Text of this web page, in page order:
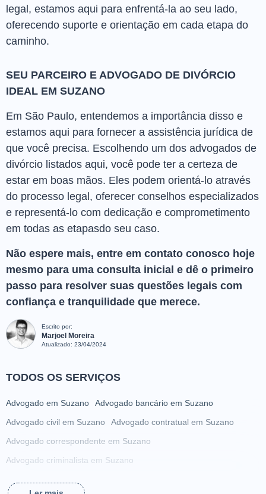
legal, estamos aqui para enfrentá-la ao seu lado,
oferecendo suporte e orientação em cada etapa do
caminho.
SEU PARCEIRO E ADVOGADO DE DIVÓRCIO
IDEAL EM SUZANO
Em São Paulo, entendemos a importância disso e
estamos aqui para fornecer a assistência jurídica de
que você precisa. Escolhendo um dos advogados de
divórcio listados aqui, você pode ter a certeza de
estar em boas mãos. Eles podem orientá-lo através
do processo legal, oferecer conselhos especializados
e representá-lo com dedicação e comprometimento
em todas as etapasdo seu caso.
Não espere mais, entre em contato conosco hoje
mesmo para uma consulta inicial e dê o primeiro
passo para resolver suas questões legais com
confiança e tranquilidade que merece.
Escrito por:
Marjoel Moreira
Atualizado: 23/04/2024
TODOS OS SERVIÇOS
Advogado em Suzano
Advogado bancário em Suzano
Advogado civil em Suzano
Advogado contratual em Suzano
Advogado correspondente em Suzano
Advogado criminalista em Suzano